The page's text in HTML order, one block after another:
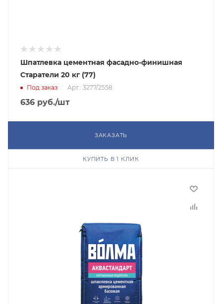
Шпатлевка цементная фасадно-финишная
Старатели 20 кг (77)
Под заказ Арт.: 3277/2558
636 руб./шт
ЗАКАЗАТЬ
КУПИТЬ В 1 КЛИК